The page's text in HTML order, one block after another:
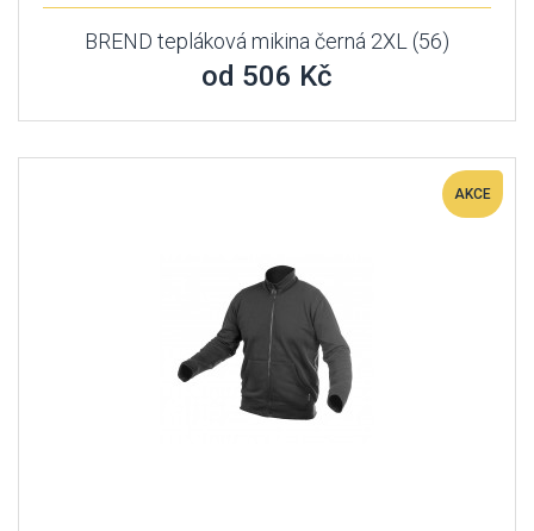
BREND tepláková mikina černá 2XL (56)
od 506 Kč
AKCE